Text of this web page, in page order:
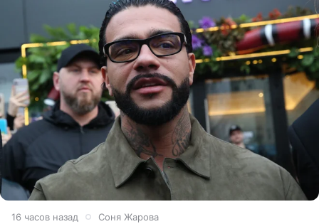
16 часов назад Соня Жарова